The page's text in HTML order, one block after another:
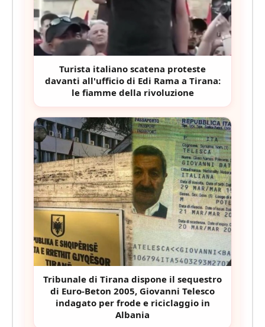
Turista italiano scatena proteste
davanti all'ufficio di Edi Rama a Tirana:
le fiamme della rivoluzione
Tribunale di Tirana dispone il sequestro
di Euro-Beton 2005, Giovanni Telesco
indagato per frode e riciclaggio in
Albania